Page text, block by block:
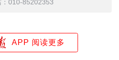
010-85202353
APP 阅读更多